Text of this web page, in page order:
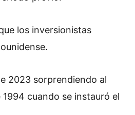
los inversionistas
2023 sorprendiendo al
cuando se instauró el